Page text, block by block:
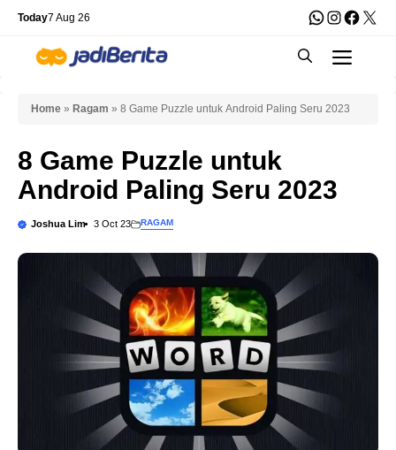
Skip
content
Today7 Aug 26 WhatsApp
X
Home » Ragam » 8 Game Puzzle untuk Android Paling Seru 2023
8 Game Puzzle untuk
Android Paling Seru 2023
Joshua Lim 3 Oct 23 RAGAM